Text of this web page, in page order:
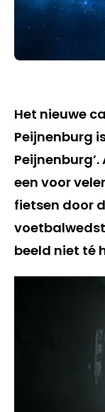
Het nieuwe
Peijnenburg
een voor
fietsen door
beeld niet té